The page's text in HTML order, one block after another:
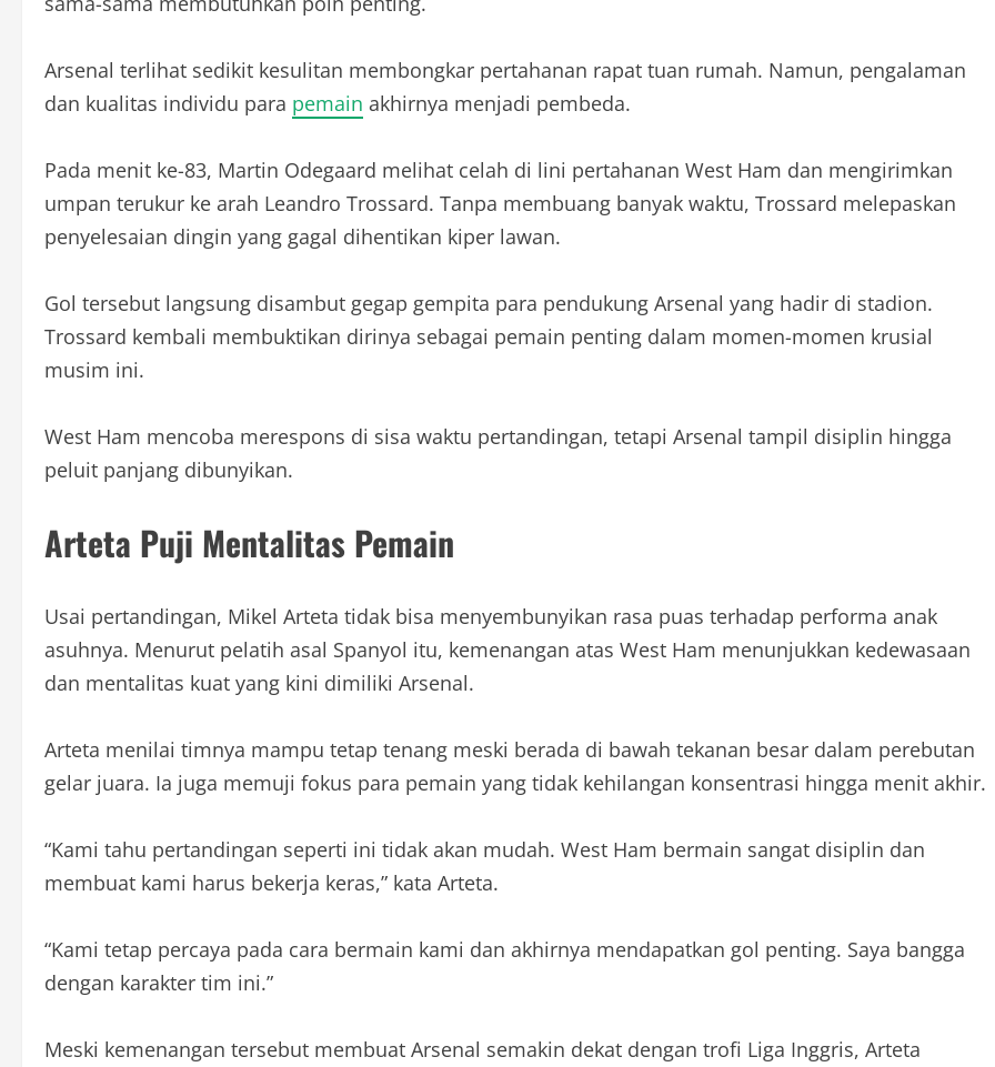
Arsenal terlihat sedikit kesulitan membongkar pertahanan rapat tuan rumah. Namun, pengalaman
dan kualitas individu para pemain akhirnya menjadi pembeda.
Pada menit ke-83, Martin Odegaard melihat celah di lini pertahanan West Ham dan mengirimkan
umpan terukur ke arah Leandro Trossard. Tanpa membuang banyak waktu, Trossard melepaskan
penyelesaian dingin yang gagal dihentikan kiper lawan.
Gol tersebut langsung disambut gegap gempita para pendukung Arsenal yang hadir di stadion.
Trossard kembali membuktikan dirinya sebagai pemain penting dalam momen-momen krusial
musim ini.
West Ham mencoba merespons di sisa waktu pertandingan, tetapi Arsenal tampil disiplin hingga
peluit panjang dibunyikan.
Arteta Puji Mentalitas Pemain
Usai pertandingan, Mikel Arteta tidak bisa menyembunyikan rasa puas terhadap performa anak
asuhnya. Menurut pelatih asal Spanyol itu, kemenangan atas West Ham menunjukkan kedewasaan
dan mentalitas kuat yang kini dimiliki Arsenal.
Arteta menilai timnya mampu tetap tenang meski berada di bawah tekanan besar dalam perebutan
gelar juara. Ia juga memuji fokus para pemain yang tidak kehilangan konsentrasi hingga menit akhir.
“Kami tahu pertandingan seperti ini tidak akan mudah. West Ham bermain sangat disiplin dan
membuat kami harus bekerja keras,” kata Arteta.
“Kami tetap percaya pada cara bermain kami dan akhirnya mendapatkan gol penting. Saya bangga
dengan karakter tim ini.”
Meski kemenangan tersebut membuat Arsenal semakin dekat dengan trofi Liga Inggris, Arteta